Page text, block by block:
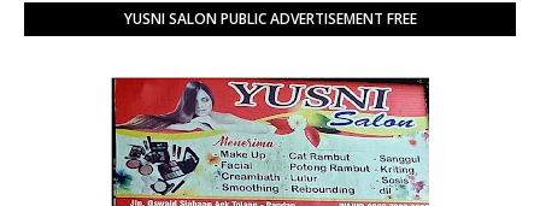
YUSNI SALON PUBLIC ADVERTISEMENT FREE